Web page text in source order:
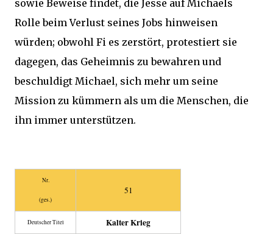
sowie Beweise findet, die Jesse auf Michaels
Rolle beim Verlust seines Jobs hinweisen
würden; obwohl Fi es zerstört, protestiert sie
dagegen, das Geheimnis zu bewahren und
beschuldigt Michael, sich mehr um seine
Mission zu kümmern als um die Menschen, die
ihn immer unterstützen.
Nr.
(ges.)
51
Deutscher Titel Kalter Krieg